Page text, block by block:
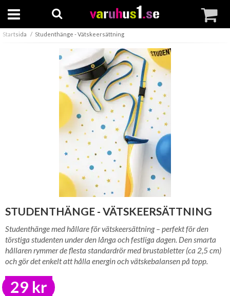
Startsida Studenthänge - Vätskeersättning
STUDENTHÄNGE - VÄTSKEERSÄTTNING
Studenthänge med hållare för vätskeersättning – perfekt för den
törstiga studenten under den långa och festliga dagen. Den smarta
hållaren rymmer de flesta standardrör med brustabletter (ca 2,5 cm)
och gör det enkelt att hålla energin och vätskebalansen på topp.
29 kr